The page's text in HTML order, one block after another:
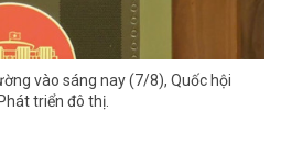
vào sáng nay (7/8), Quốc hội
triển đô thị.